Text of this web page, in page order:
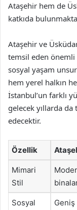
Ataşehir hem de
katkıda
Ataşehir ve
temsil eden önemli
sosyal yaşam
hem yerel halkın
İstanbul’un farklı
gelecek yıllarda da
edecektir.
Özellik
Mimari
Stil
Sosyal
Geniş